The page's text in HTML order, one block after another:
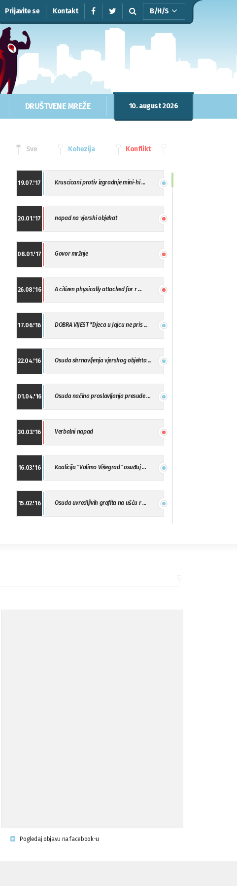
Prijavite se Kontakt B/H/S
DRUŠTVENE MREŽE 10. august 2026
Sve Kohezija Konflikt
19.07.'17 Kruscicani protiv izgradnje mini-hi ...
20.01.'17 napad na vjerski objekat
08.01.'17 Govor mržnje
26.08.'16 A citizen physically attacked for r ...
17.06.'16 DOBRA VIJEST *Djeca u Jajcu ne pris ...
22.04.'16 Osuda skrnavljenja vjerskog objekta ...
01.04.'16 Osuda načina proslavljanja presude ...
30.03.'16 Verbalni napad
16.03.'16 Koalicija "Volimo Višegrad" osuđuj ...
15.02.'16 Osuda uvredljivih grafita na ušću r ...
09.11.'15 Osuda incidenta tokom dženaze na Pe ...
Pogledaj objavu na facebook-u